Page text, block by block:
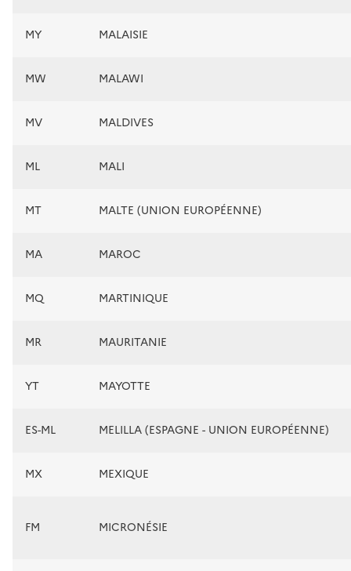
MY MALAISIE
MW MALAWI
MV MALDIVES
ML MALI
MT MALTE (UNION EUROPÉENNE)
MA MAROC
MQ MARTINIQUE
MR MAURITANIE
YT MAYOTTE
ES-ML MELILLA (ESPAGNE - UNION EUROPÉENNE)
MX MEXIQUE
FM MICRONÉSIE